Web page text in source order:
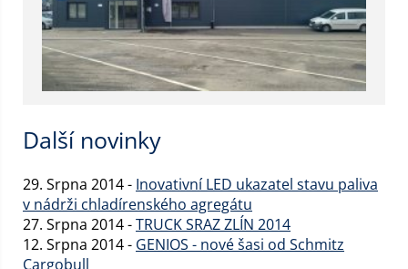
Další novinky
29. Srpna 2014 - Inovativní LED ukazatel stavu paliva
v nádrži chladírenského agregátu
27. Srpna 2014 -TRUCK SRAZ ZLÍN 2014
12. Srpna 2014 - GENIOS - nové šasi od Schmitz
Cargobull